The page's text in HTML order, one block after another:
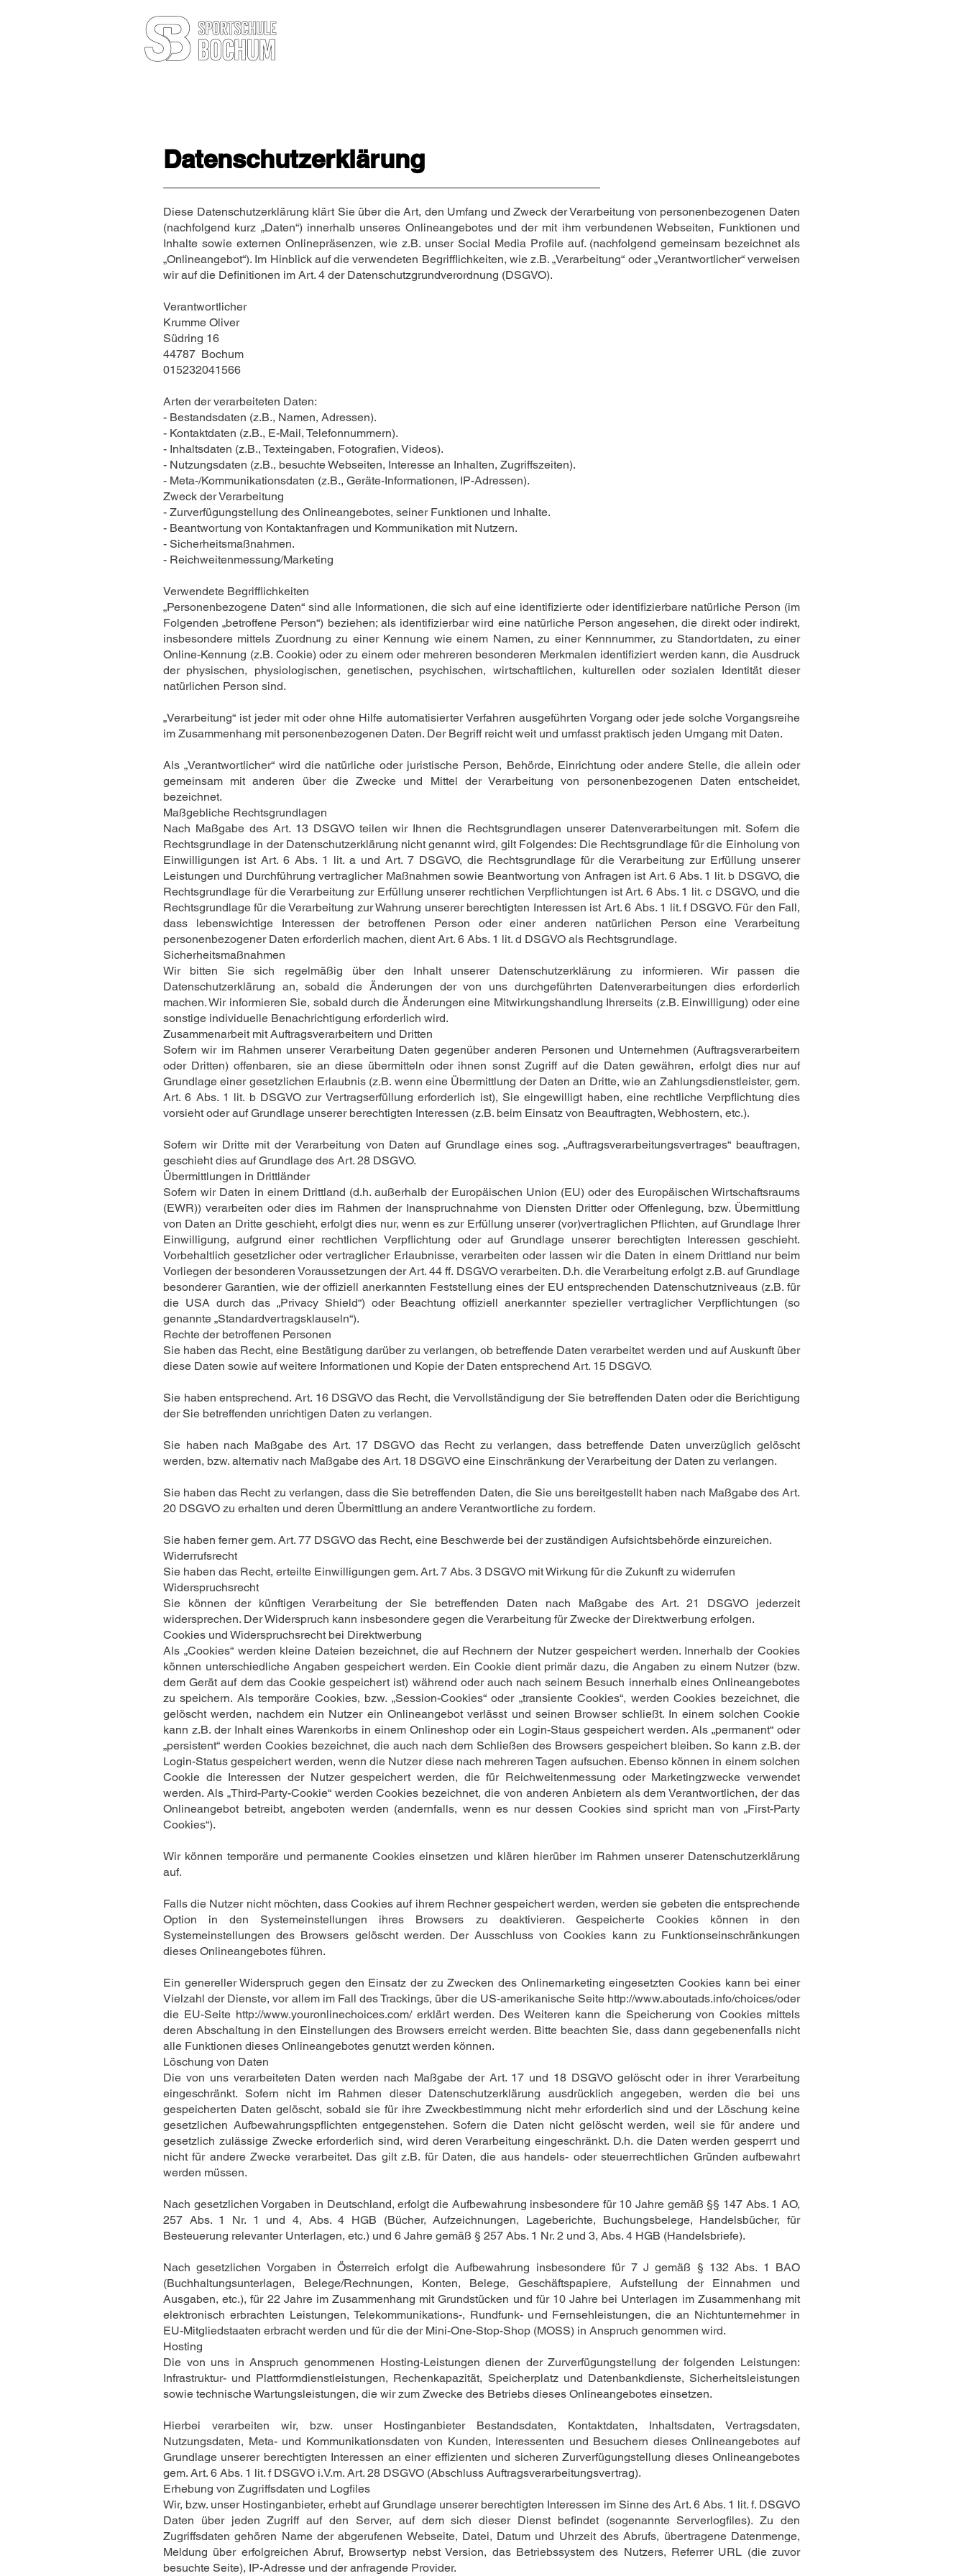
Datenschutzerklärung
Diese Datenschutzerklärung klärt Sie über die Art, den Umfang und Zweck der Verarbeitung von personenbezogenen Daten
(nachfolgend kurz „Daten“) innerhalb unseres Onlineangebotes und der mit ihm verbundenen Webseiten, Funktionen und
Inhalte sowie externen Onlinepräsenzen, wie z.B. unser Social Media Profile auf. (nachfolgend gemeinsam bezeichnet als
„Onlineangebot“). Im Hinblick auf die verwendeten Begrifflichkeiten, wie z.B. „Verarbeitung“ oder „Verantwortlicher“ verweisen
wir auf die Definitionen im Art. 4 der Datenschutzgrundverordnung (DSGVO).
Verantwortlicher
Krumme Oliver
Südring 16
44787 Bochum
015232041566
Arten der verarbeiteten Daten:
- Bestandsdaten (z.B., Namen, Adressen).
- Kontaktdaten (z.B., E-Mail, Telefonnummern).
- Inhaltsdaten (z.B., Texteingaben, Fotografien, Videos).
- Nutzungsdaten (z.B., besuchte Webseiten, Interesse an Inhalten, Zugriffszeiten).
- Meta-/Kommunikationsdaten (z.B., Geräte-Informationen, IP-Adressen).
Zweck der Verarbeitung
- Zurverfügungstellung des Onlineangebotes, seiner Funktionen und Inhalte.
- Beantwortung von Kontaktanfragen und Kommunikation mit Nutzern.
- Sicherheitsmaßnahmen.
- Reichweitenmessung/Marketing
Verwendete Begrifflichkeiten
„Personenbezogene Daten“ sind alle Informationen, die sich auf eine identifizierte oder identifizierbare natürliche Person (im
Folgenden „betroffene Person“) beziehen; als identifizierbar wird eine natürliche Person angesehen, die direkt oder indirekt,
insbesondere mittels Zuordnung zu einer Kennung wie einem Namen, zu einer Kennnummer, zu Standortdaten, zu einer
Online-Kennung (z.B. Cookie) oder zu einem oder mehreren besonderen Merkmalen identifiziert werden kann, die Ausdruck
der physischen, physiologischen, genetischen, psychischen, wirtschaftlichen, kulturellen oder sozialen Identität dieser
natürlichen Person sind.
„Verarbeitung“ ist jeder mit oder ohne Hilfe automatisierter Verfahren ausgeführten Vorgang oder jede solche Vorgangsreihe
im Zusammenhang mit personenbezogenen Daten. Der Begriff reicht weit und umfasst praktisch jeden Umgang mit Daten.
Als „Verantwortlicher“ wird die natürliche oder juristische Person, Behörde, Einrichtung oder andere Stelle, die allein oder
gemeinsam mit anderen über die Zwecke und Mittel der Verarbeitung von personenbezogenen Daten entscheidet,
bezeichnet.
Maßgebliche Rechtsgrundlagen
Nach Maßgabe des Art. 13 DSGVO teilen wir Ihnen die Rechtsgrundlagen unserer Datenverarbeitungen mit. Sofern die
Rechtsgrundlage in der Datenschutzerklärung nicht genannt wird, gilt Folgendes: Die Rechtsgrundlage für die Einholung von
Einwilligungen ist Art. 6 Abs. 1 lit. a und Art. 7 DSGVO, die Rechtsgrundlage für die Verarbeitung zur Erfüllung unserer
Leistungen und Durchführung vertraglicher Maßnahmen sowie Beantwortung von Anfragen ist Art. 6 Abs. 1 lit. b DSGVO, die
Rechtsgrundlage für die Verarbeitung zur Erfüllung unserer rechtlichen Verpflichtungen ist Art. 6 Abs. 1 lit. c DSGVO, und die
Rechtsgrundlage für die Verarbeitung zur Wahrung unserer berechtigten Interessen ist Art. 6 Abs. 1 lit. f DSGVO. Für den Fall,
dass lebenswichtige Interessen der betroffenen Person oder einer anderen natürlichen Person eine Verarbeitung
personenbezogener Daten erforderlich machen, dient Art. 6 Abs. 1 lit. d DSGVO als Rechtsgrundlage.
Sicherheitsmaßnahmen
Wir bitten Sie sich regelmäßig über den Inhalt unserer Datenschutzerklärung zu informieren. Wir passen die
Datenschutzerklärung an, sobald die Änderungen der von uns durchgeführten Datenverarbeitungen dies erforderlich
machen. Wir informieren Sie, sobald durch die Änderungen eine Mitwirkungshandlung Ihrerseits (z.B. Einwilligung) oder eine
sonstige individuelle Benachrichtigung erforderlich wird.
Zusammenarbeit mit Auftragsverarbeitern und Dritten
Sofern wir im Rahmen unserer Verarbeitung Daten gegenüber anderen Personen und Unternehmen (Auftragsverarbeitern
oder Dritten) offenbaren, sie an diese übermitteln oder ihnen sonst Zugriff auf die Daten gewähren, erfolgt dies nur auf
Grundlage einer gesetzlichen Erlaubnis (z.B. wenn eine Übermittlung der Daten an Dritte, wie an Zahlungsdienstleister, gem.
Art. 6 Abs. 1 lit. b DSGVO zur Vertragserfüllung erforderlich ist), Sie eingewilligt haben, eine rechtliche Verpflichtung dies
vorsieht oder auf Grundlage unserer berechtigten Interessen (z.B. beim Einsatz von Beauftragten, Webhostern, etc.).
Sofern wir Dritte mit der Verarbeitung von Daten auf Grundlage eines sog. „Auftragsverarbeitungsvertrages“ beauftragen,
geschieht dies auf Grundlage des Art. 28 DSGVO.
Übermittlungen in Drittländer
Sofern wir Daten in einem Drittland (d.h. außerhalb der Europäischen Union (EU) oder des Europäischen Wirtschaftsraums
(EWR)) verarbeiten oder dies im Rahmen der Inanspruchnahme von Diensten Dritter oder Offenlegung, bzw. Übermittlung
von Daten an Dritte geschieht, erfolgt dies nur, wenn es zur Erfüllung unserer (vor)vertraglichen Pflichten, auf Grundlage Ihrer
Einwilligung, aufgrund einer rechtlichen Verpflichtung oder auf Grundlage unserer berechtigten Interessen geschieht.
Vorbehaltlich gesetzlicher oder vertraglicher Erlaubnisse, verarbeiten oder lassen wir die Daten in einem Drittland nur beim
Vorliegen der besonderen Voraussetzungen der Art. 44 ff. DSGVO verarbeiten. D.h. die Verarbeitung erfolgt z.B. auf Grundlage
besonderer Garantien, wie der offiziell anerkannten Feststellung eines der EU entsprechenden Datenschutzniveaus (z.B. für
die USA durch das „Privacy Shield“) oder Beachtung offiziell anerkannter spezieller vertraglicher Verpflichtungen (so
genannte „Standardvertragsklauseln“).
Rechte der betroffenen Personen
Sie haben das Recht, eine Bestätigung darüber zu verlangen, ob betreffende Daten verarbeitet werden und auf Auskunft über
diese Daten sowie auf weitere Informationen und Kopie der Daten entsprechend Art. 15 DSGVO.
Sie haben entsprechend. Art. 16 DSGVO das Recht, die Vervollständigung der Sie betreffenden Daten oder die Berichtigung
der Sie betreffenden unrichtigen Daten zu verlangen.
Sie haben nach Maßgabe des Art. 17 DSGVO das Recht zu verlangen, dass betreffende Daten unverzüglich gelöscht
werden, bzw. alternativ nach Maßgabe des Art. 18 DSGVO eine Einschränkung der Verarbeitung der Daten zu verlangen.
Sie haben das Recht zu verlangen, dass die Sie betreffenden Daten, die Sie uns bereitgestellt haben nach Maßgabe des Art.
20 DSGVO zu erhalten und deren Übermittlung an andere Verantwortliche zu fordern.
Sie haben ferner gem. Art. 77 DSGVO das Recht, eine Beschwerde bei der zuständigen Aufsichtsbehörde einzureichen.
Widerrufsrecht
Sie haben das Recht, erteilte Einwilligungen gem. Art. 7 Abs. 3 DSGVO mit Wirkung für die Zukunft zu widerrufen
Widerspruchsrecht
Sie können der künftigen Verarbeitung der Sie betreffenden Daten nach Maßgabe des Art. 21 DSGVO jederzeit
widersprechen. Der Widerspruch kann insbesondere gegen die Verarbeitung für Zwecke der Direktwerbung erfolgen.
Cookies und Widerspruchsrecht bei Direktwerbung
Als „Cookies“ werden kleine Dateien bezeichnet, die auf Rechnern der Nutzer gespeichert werden. Innerhalb der Cookies
können unterschiedliche Angaben gespeichert werden. Ein Cookie dient primär dazu, die Angaben zu einem Nutzer (bzw.
dem Gerät auf dem das Cookie gespeichert ist) während oder auch nach seinem Besuch innerhalb eines Onlineangebotes
zu speichern. Als temporäre Cookies, bzw. „Session-Cookies“ oder „transiente Cookies“, werden Cookies bezeichnet, die
gelöscht werden, nachdem ein Nutzer ein Onlineangebot verlässt und seinen Browser schließt. In einem solchen Cookie
kann z.B. der Inhalt eines Warenkorbs in einem Onlineshop oder ein Login-Staus gespeichert werden. Als „permanent“ oder
„persistent“ werden Cookies bezeichnet, die auch nach dem Schließen des Browsers gespeichert bleiben. So kann z.B. der
Login-Status gespeichert werden, wenn die Nutzer diese nach mehreren Tagen aufsuchen. Ebenso können in einem solchen
Cookie die Interessen der Nutzer gespeichert werden, die für Reichweitenmessung oder Marketingzwecke verwendet
werden. Als „Third-Party-Cookie“ werden Cookies bezeichnet, die von anderen Anbietern als dem Verantwortlichen, der das
Onlineangebot betreibt, angeboten werden (andernfalls, wenn es nur dessen Cookies sind spricht man von „First-Party
Cookies“).
Wir können temporäre und permanente Cookies einsetzen und klären hierüber im Rahmen unserer Datenschutzerklärung
auf.
Falls die Nutzer nicht möchten, dass Cookies auf ihrem Rechner gespeichert werden, werden sie gebeten die entsprechende
Option in den Systemeinstellungen ihres Browsers zu deaktivieren. Gespeicherte Cookies können in den
Systemeinstellungen des Browsers gelöscht werden. Der Ausschluss von Cookies kann zu Funktionseinschränkungen
dieses Onlineangebotes führen.
Ein genereller Widerspruch gegen den Einsatz der zu Zwecken des Onlinemarketing eingesetzten Cookies kann bei einer
Vielzahl der Dienste, vor allem im Fall des Trackings, über die US-amerikanische Seite http://www.aboutads.info/choices/oder
die EU-Seite http://www.youronlinechoices.com/erklärt werden. Des Weiteren kann die Speicherung von Cookies mittels
deren Abschaltung in den Einstellungen des Browsers erreicht werden. Bitte beachten Sie, dass dann gegebenenfalls nicht
alle Funktionen dieses Onlineangebotes genutzt werden können.
Löschung von Daten
Die von uns verarbeiteten Daten werden nach Maßgabe der Art. 17 und 18 DSGVO gelöscht oder in ihrer Verarbeitung
eingeschränkt. Sofern nicht im Rahmen dieser Datenschutzerklärung ausdrücklich angegeben, werden die bei uns
gespeicherten Daten gelöscht, sobald sie für ihre Zweckbestimmung nicht mehr erforderlich sind und der Löschung keine
gesetzlichen Aufbewahrungspflichten entgegenstehen. Sofern die Daten nicht gelöscht werden, weil sie für andere und
gesetzlich zulässige Zwecke erforderlich sind, wird deren Verarbeitung eingeschränkt. D.h. die Daten werden gesperrt und
nicht für andere Zwecke verarbeitet. Das gilt z.B. für Daten, die aus handels- oder steuerrechtlichen Gründen aufbewahrt
werden müssen.
Nach gesetzlichen Vorgaben in Deutschland, erfolgt die Aufbewahrung insbesondere für 10 Jahre gemäß §§ 147 Abs. 1 AO,
257 Abs. 1 Nr. 1 und 4, Abs. 4 HGB (Bücher, Aufzeichnungen, Lageberichte, Buchungsbelege, Handelsbücher, für
Besteuerung relevanter Unterlagen, etc.) und 6 Jahre gemäß § 257 Abs. 1 Nr. 2 und 3, Abs. 4 HGB (Handelsbriefe).
Nach gesetzlichen Vorgaben in Österreich erfolgt die Aufbewahrung insbesondere für 7 J gemäß § 132 Abs. 1 BAO
(Buchhaltungsunterlagen, Belege/Rechnungen, Konten, Belege, Geschäftspapiere, Aufstellung der Einnahmen und
Ausgaben, etc.), für 22 Jahre im Zusammenhang mit Grundstücken und für 10 Jahre bei Unterlagen im Zusammenhang mit
elektronisch erbrachten Leistungen, Telekommunikations-, Rundfunk- und Fernsehleistungen, die an Nichtunternehmer in
EU-Mitgliedstaaten erbracht werden und für die der Mini-One-Stop-Shop (MOSS) in Anspruch genommen wird.
Hosting
Die von uns in Anspruch genommenen Hosting-Leistungen dienen der Zurverfügungstellung der folgenden Leistungen:
Infrastruktur- und Plattformdienstleistungen, Rechenkapazität, Speicherplatz und Datenbankdienste, Sicherheitsleistungen
sowie technische Wartungsleistungen, die wir zum Zwecke des Betriebs dieses Onlineangebotes einsetzen.
Hierbei verarbeiten wir, bzw. unser Hostinganbieter Bestandsdaten, Kontaktdaten, Inhaltsdaten, Vertragsdaten,
Nutzungsdaten, Meta- und Kommunikationsdaten von Kunden, Interessenten und Besuchern dieses Onlineangebotes auf
Grundlage unserer berechtigten Interessen an einer effizienten und sicheren Zurverfügungstellung dieses Onlineangebotes
gem. Art. 6 Abs. 1 lit. f DSGVO i.V.m. Art. 28 DSGVO (Abschluss Auftragsverarbeitungsvertrag).
Erhebung von Zugriffsdaten und Logfiles
Wir, bzw. unser Hostinganbieter, erhebt auf Grundlage unserer berechtigten Interessen im Sinne des Art. 6 Abs. 1 lit. f. DSGVO
Daten über jeden Zugriff auf den Server, auf dem sich dieser Dienst befindet (sogenannte Serverlogfiles). Zu den
Zugriffsdaten gehören Name der abgerufenen Webseite, Datei, Datum und Uhrzeit des Abrufs, übertragene Datenmenge,
Meldung über erfolgreichen Abruf, Browsertyp nebst Version, das Betriebssystem des Nutzers, Referrer URL (die zuvor
besuchte Seite), IP-Adresse und der anfragende Provider.